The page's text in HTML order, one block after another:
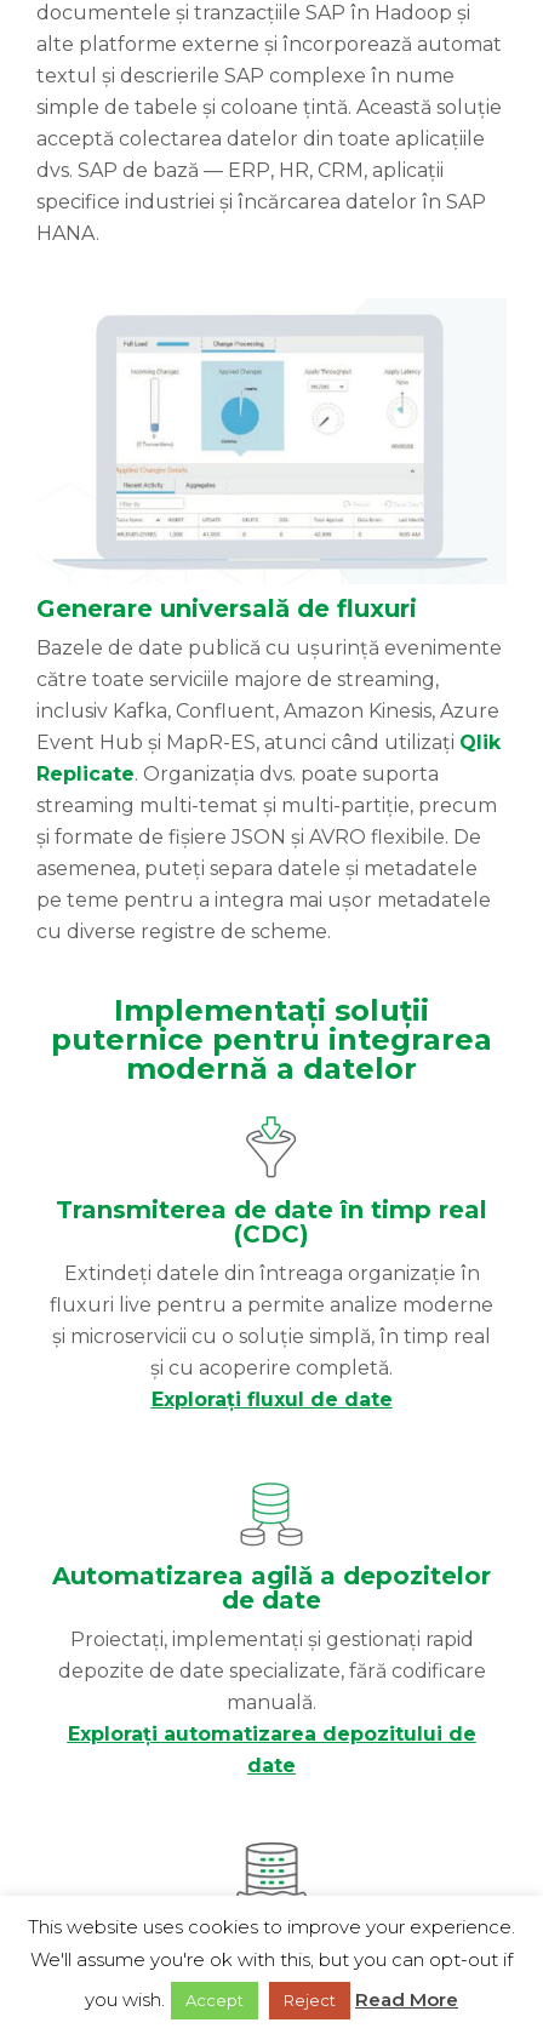
documentele și tranzacțiile SAP în Hadoop și
alte platforme externe și încorporează automat
textul și descrierile SAP complexe în nume
simple de tabele și coloane țintă. Această soluție
acceptă colectarea datelor din toate aplicațiile
dvs. SAP de bază — ERP, HR, CRM, aplicații
specifice industriei și încărcarea datelor în SAP
HANA.
Generare universală de fluxuri
Bazele de date publică cu ușurință evenimente
către toate serviciile majore de streaming,
inclusiv Kafka, Confluent, Amazon Kinesis, Azure
Event Hub și MapR-ES, atunci când utilizați Qlik
Replicate. Organizația dvs. poate suporta
streaming multi-temat și multi-partiție, precum
și formate de fișiere JSON și AVRO flexibile. De
asemenea, puteți separa datele și metadatele
pe teme pentru a integra mai ușor metadatele
cu diverse registre de scheme.
Implementați soluții
puternice pentru integrarea
modernă a datelor
Transmiterea de date în timp real
(CDC)
Extindeți datele din întreaga organizație în
fluxuri live pentru a permite analize moderne
și microservicii cu o soluție simplă, în timp real
și cu acoperire completă.
Explorați fluxul de date
Automatizarea agilă a depozitelor
de date
Proiectați, implementați și gestionați rapid
depozite de date specializate, fără codificare
manuală.
Explorați automatizarea depozitului de
date
Crearea gestionată a unui data
lake
Automatizați procesele complexe de ingestie
This website uses cookies to improve your experience.
We'll assume you're ok with this, but you can opt-out if
you wish.
Accept Reject Read More